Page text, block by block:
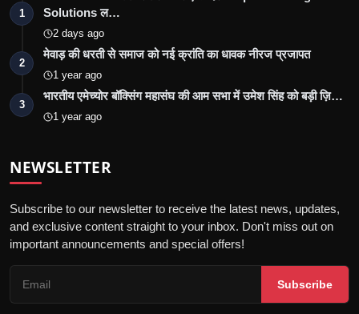
1
Solutions ल…
2 days ago
2
मेवाड़ की धरती से समाज को नई क्रांति का धावक नीरज प्रजापत
1 year ago
3
भारतीय एमेच्योर बॉक्सिंग महासंघ की आम सभा में उमेश सिंह को बड़ी ज़ि…
1 year ago
NEWSLETTER
Subscribe to our newsletter to receive the latest news, updates,
and exclusive content straight to your inbox. Don't miss out on
important announcements and special offers!
Subscribe